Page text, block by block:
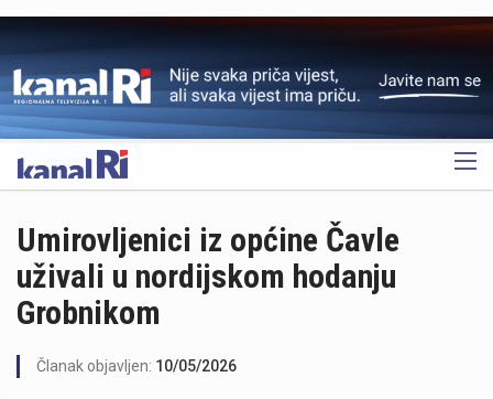
OGLAS
Umirovljenici iz općine Čavle
uživali u nordijskom hodanju
Grobnikom
Članak objavljen: 10/05/2026